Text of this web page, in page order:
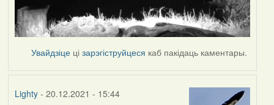
Увайдзіце цізарэгіструйцеся каб пакідаць каментары.
Lighty- 20.12.2021 - 15:44